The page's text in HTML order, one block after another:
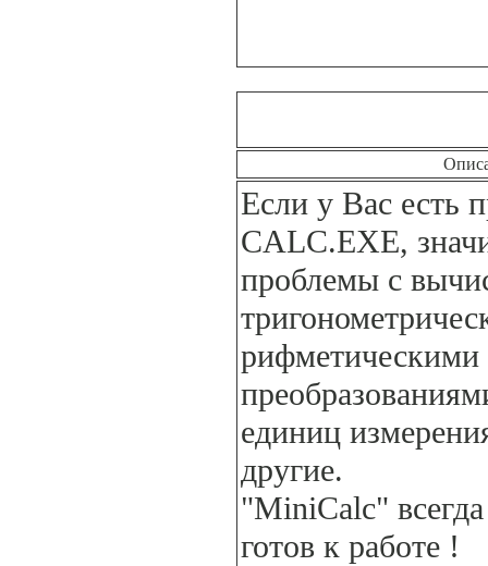
Если у Вас есть
CALC.EXE,
проблемы с
рифметическими
единиц
другие.
"MiniCalc"
готов к работе !